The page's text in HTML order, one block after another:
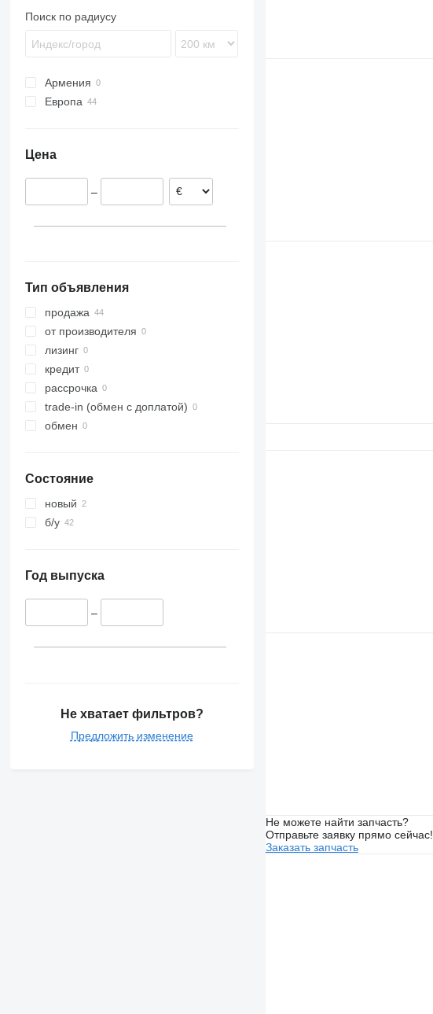
Поиск по радиусу
Армения
Европа
Цена
–
Тип объявления
продажа
от производителя
лизинг
кредит
рассрочка
trade-in (обмен с доплатой)
обмен
Состояние
новый
б/у
Год выпуска
–
Не хватает фильтров?
Предложить изменение
Не можете найти запчасть?
Отправьте заявку прямо сейчас!
Заказать запчасть